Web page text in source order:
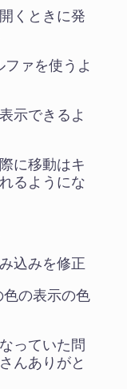
くときに発
ァを使うよ
示できるよ
に移動はキ
るようにな
込みを修正
の表示の色
っていた問
んありがと